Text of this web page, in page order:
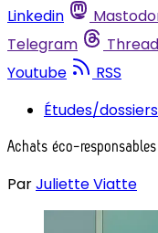
Linkedin
Telegram
Youtube
RSS
Études/dossiers
Achats éco-
ParJuliette Viatte